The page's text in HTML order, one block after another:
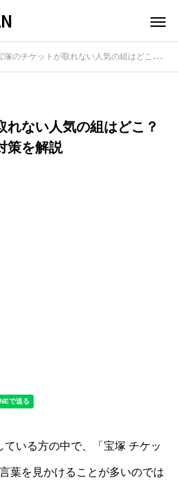
のチケットが取れない人気の組はどこ？入手困難な理由と対策を解説
れない人気の組はどこ？
策を解説
いる方の中で、「宝塚 チケッ
葉を見かけることが多いのでは